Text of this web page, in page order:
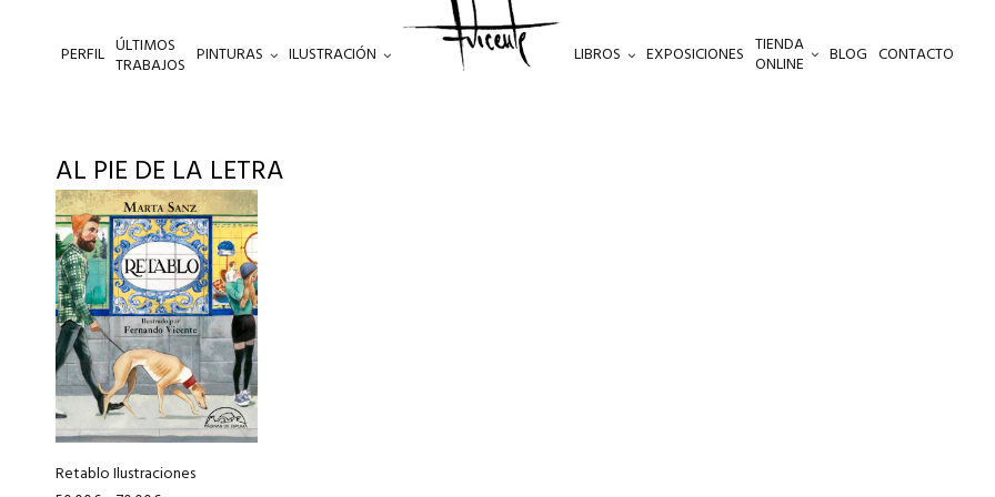
PERFIL ÚLTIMOS
TRABAJOS PINTURAS ILUSTRACIÓN LIBROS EXPOSICIONES TIENDA
ONLINE BLOG CONTACTO
AL PIE DE LA LETRA
Retablo Ilustraciones
Este
producto
tiene
múltiples
variantes.
Las
opciones
se
pueden
elegir
en